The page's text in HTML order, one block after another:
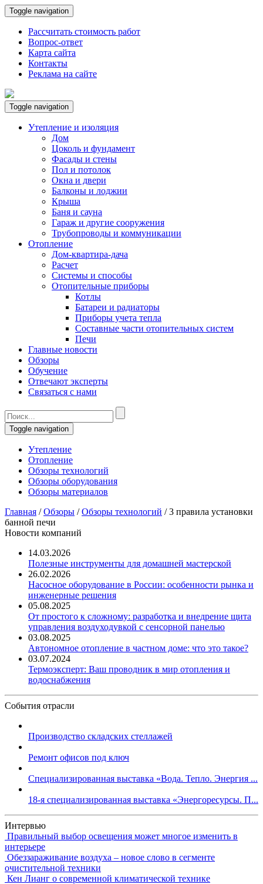
Toggle navigation
Рассчитать стоимость работ
Вопрос-ответ
Карта сайта
Контакты
Реклама на сайте
Toggle navigation
Утепление и изоляция
Дом
Цоколь и фундамент
Фасады и стены
Пол и потолок
Окна и двери
Балконы и лоджии
Крыша
Баня и сауна
Гараж и другие сооружения
Трубопроводы и коммуникации
Отопление
Дом-квартира-дача
Расчет
Системы и способы
Отопительные приборы
Котлы
Батареи и радиаторы
Приборы учета тепла
Составные части отопительных систем
Печи
Главные новости
Обзоры
Обучение
Отвечают эксперты
Связаться с нами
Toggle navigation
Утепление
Отопление
Обзоры технологий
Обзоры оборудования
Обзоры материалов
Главная /Обзоры /Обзоры технологий /3 правила установки
банной печи
Новости компаний
14.03.2026
Полезные инструменты для домашней мастерской
26.02.2026
Насосное оборудование в России: особенности рынка и
инженерные решения
05.08.2025
От простого к сложному: разработка и внедрение щита
управления воздуходувкой с сенсорной панелью
03.08.2025
Автономное отопление в частном доме: что это такое?
03.07.2024
Термоэксперт: Ваш проводник в мир отопления и
водоснабжения
События отрасли
Производство складских стеллажей
Ремонт офисов под ключ
Специализированная выставка «Вода. Тепло. Энергия ...
18-я специализированная выставка «Энергоресурсы. П...
Интервью
Правильный выбор освещения может многое изменить в
интерьере
Обеззараживание воздуха – новое слово в сегменте
очистительной техники
Кен Лианг о современной климатической технике